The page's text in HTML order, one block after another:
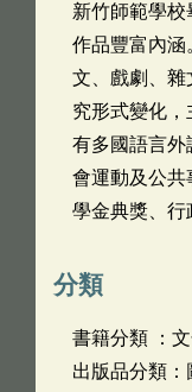
新竹師範學
作品豐富內涵
文、戲劇、雜
究形式變化
有多國語言外
會運動及公共
學金典獎、行
分類
書籍分類 ：
出版品分類：